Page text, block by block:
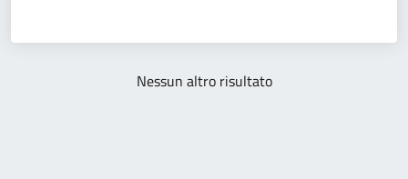
Nessun altro risultato